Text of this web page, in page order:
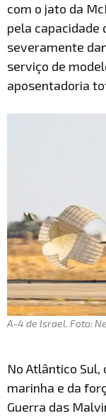
com o jato da
pela capacidade
severamente
serviço de
aposentadoria
A-4 de Israel. Foto:
No Atlântico Sul,
marinha e da
Guerra das